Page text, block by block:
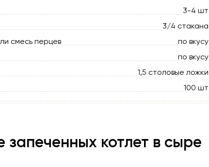
3-4 шт
3/4 стакана
смесь перцев
по вкусу
по вкусу
1,5 столовые ложки
100 шт
запеченных котлет в сыре